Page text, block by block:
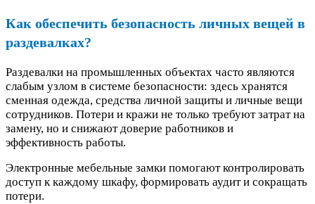
Как обеспечить безопасность личных вещей в
раздевалках?
Раздевалки на промышленных объектах часто являются
слабым узлом в системе безопасности: здесь хранятся
сменная одежда, средства личной защиты и личные вещи
сотрудников. Потери и кражи не только требуют затрат на
замену, но и снижают доверие работников и
эффективность работы.
Электронные мебельные замки помогают контролировать
доступ к каждому шкафу, формировать аудит и сокращать
потери.